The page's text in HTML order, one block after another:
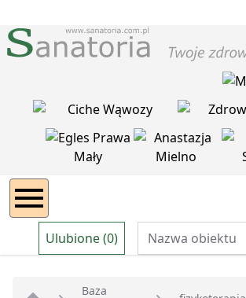
Ulubione (0)
Baza